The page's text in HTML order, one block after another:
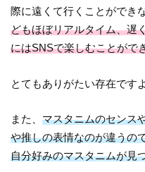
際に遠くて行くことができ
どもほぼリアルタイム、遅
にはSNSで楽しむことがで
とてもありがたい存在です
また、マスタニムのセンス
や推しの表情なのが違うの
自分好みのマスタニムが見